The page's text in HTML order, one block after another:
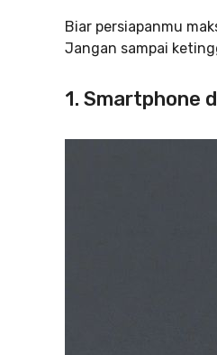
Biar persiapanmu
Jangan sampai
1. Smartphone